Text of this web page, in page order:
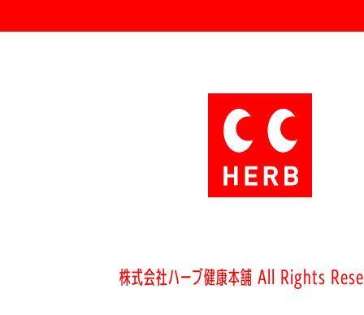
株式会社ハーブ健康本舗 All Rights